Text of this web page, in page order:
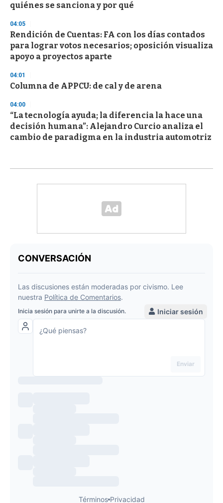
quiénes se sanciona y por qué
04:05
Rendición de Cuentas: FA con los días contados
para lograr votos necesarios; oposición visualiza
apoyo a proyectos aparte
04:01
Columna de APPCU: de cal y de arena
04:00
“La tecnología ayuda; la diferencia la hace una
decisión humana”: Alejandro Curcio analiza el
cambio de paradigma en la industria automotriz